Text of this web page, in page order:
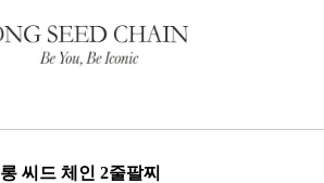
롱 씨드 체인 2줄팔찌